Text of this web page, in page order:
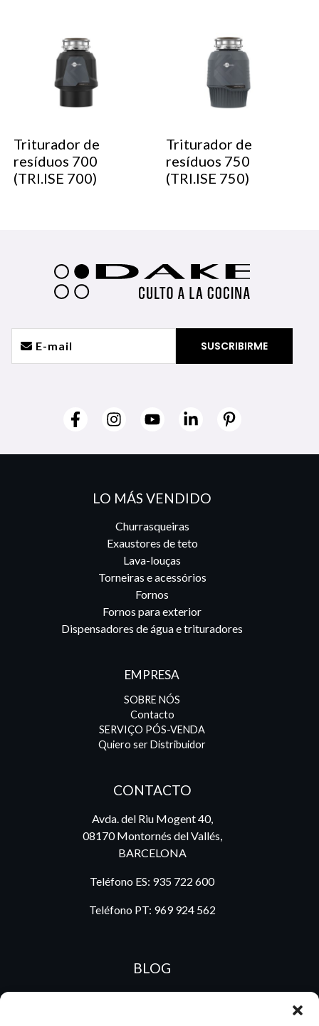
Triturador de
resíduos 700
(TRI.ISE 700)
Triturador de
resíduos 750
(TRI.ISE 750)
LO MÁS VENDIDO
Churrasqueiras
Exaustores de teto
Lava-louças
Torneiras e acessórios
Fornos
Fornos para exterior
Dispensadores de água e trituradores
EMPRESA
SOBRE NÓS
Contacto
SERVIÇO PÓS-VENDA
Quiero ser Distribuidor
CONTACTO
Avda. del Riu Mogent 40,
08170 Montornés del Vallés,
BARCELONA
Teléfono ES: 935 722 600
Teléfono PT: 969 924 562
BLOG